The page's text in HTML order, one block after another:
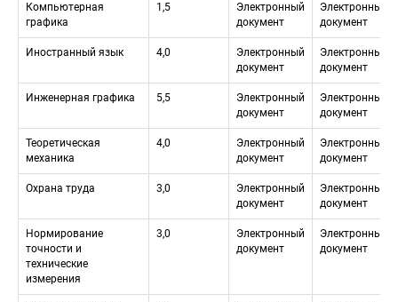
Компьютерная
графика
1,5
Электронный
документ
Электронный
документ
Иностранный язык 4,0
Электронный
документ
Электронный
документ
Инженерная графика 5,5
Электронный
документ
Электронный
документ
Теоретическая
механика
4,0
Электронный
документ
Электронный
документ
Охрана труда 3,0
Электронный
документ
Электронный
документ
Нормирование
точности и
технические
измерения
3,0
Электронный
документ
Электронный
документ